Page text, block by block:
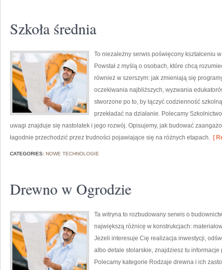
Szkoła średnia
To niezależny serwis poświęcony kształceniu
Powstał z myślą o osobach, które chcą
również w szerszym: jak zmieniają się
oczekiwania najbliższych, wyzwania
stworzone po to, by łączyć codzienność
przekładać na działanie. Polecamy
uwagi znajduje się nastolatek i jego rozwój. Opisujemy, jak budować
łagodnie przechodzić przez trudności pojawiające się na różnych etapach. [
CATEGORIES: NOWE TECHNOLOGIE
Drewno w Ogrodzie
Ta witryna to rozbudowany serwis o
największą różnicę w konstrukcjach:
Jeżeli interesuje Cię realizacja inwestycji,
albo detale stolarskie, znajdziesz tu
Polecamy kategorie Rodzaje drewna i ich